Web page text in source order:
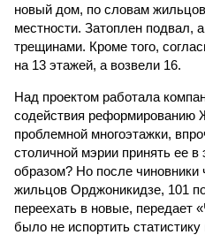
новый дом, по словам
местности. Затоплен подвал,
трещинами. Кроме того,
на 13 этажей, а возвели 16.
Над проектом работала
содействия реформированию
проблемной многоэтажки,
столичной мэрии принять ее
образом? Но после чиновники
жильцов Орджоникидзе, 101
переехать в новые, передает
было не испортить